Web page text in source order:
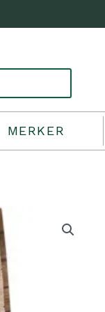
MERKER